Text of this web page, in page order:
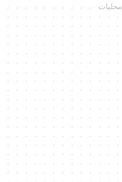
محليات